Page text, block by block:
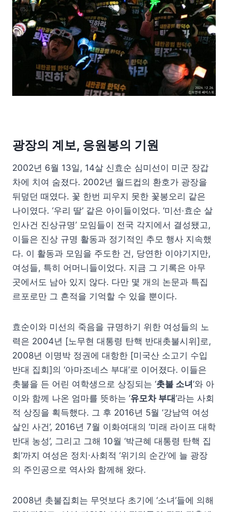
광장의 계보, 응원봉의 기원
2002년 6월 13일, 14살 신효순 심미선이 미군 장갑
차에 치여 숨졌다. 2002년 월드컵의 환호가 광장을
뒤덮던 때였다. 꽃 한번 피우지 못한 꽃봉오리 같은
나이였다. ‘우리 딸’ 같은 아이들이었다. ‘미선·효순 살
인사건 진상규명’ 모임들이 전국 각지에서 결성됐고,
이들은 진상 규명 활동과 정기적인 추모 행사 지속했
다. 이 활동과 모임을 주도한 건, 당연한 이야기지만,
여성들, 특히 어머니들이었다. 지금 그 기록은 아무
곳에서도 남아 있지 않다. 다만 몇 개의 논문과 특집
르포로만 그 흔적을 기억할 수 있을 뿐이다.
효순이와 미선의 죽음을 규명하기 위한 여성들의 노
력은 2004년 [노무현 대통령 탄핵 반대촛불시위]로,
2008년 이명박 정권에 대항한 [미국산 소고기 수입
반대 집회]의 ‘아마조네스 부대’로 이어졌다. 이들은
촛불을 든 어린 여학생으로 상징되는 ‘촛불 소녀’와 아
이와 함께 나온 엄마를 뜻하는 ‘유모차 부대’라는 사회
적 상징을 획득했다. 그 후 2016년 5월 ‘강남역 여성
살인 사건’, 2016년 7월 이화여대의 ‘미래 라이프 대학
반대 농성’, 그리고 그해 10월 ‘박근혜 대통령 탄핵 집
회’까지 여성은 정치∙사회적 ‘위기의 순간’에 늘 광장
의 주인공으로 역사와 함께해 왔다.
2008년 촛불집회는 무엇보다 초기에 ‘소녀’들에 의해